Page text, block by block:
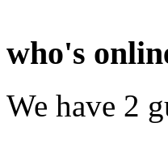
who's
We have 2